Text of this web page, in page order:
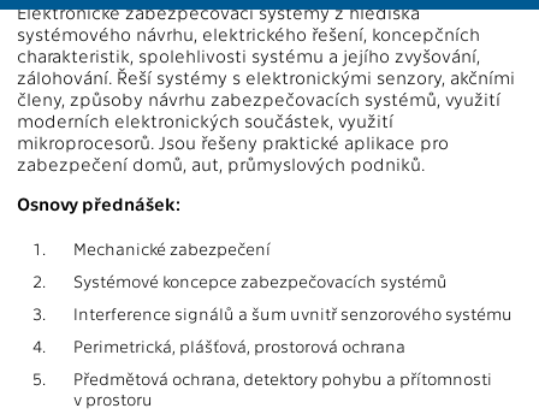
Elektronické zabezpečovací systémy z hlediska
systémového návrhu, elektrického řešení, koncepčních
charakteristik, spolehlivosti systému a jejího zvyšování,
zálohování. Řeší systémy s elektronickými senzory, akčními
členy, způsoby návrhu zabezpečovacích systémů, využití
moderních elektronických součástek, využití
mikroprocesorů. Jsou řešeny praktické aplikace pro
zabezpečení domů, aut, průmyslových podniků.
Osnovy přednášek:
1.
Mechanické zabezpečení
2.
Systémové koncepce zabezpečovacích systémů
3.
Interference signálů a šum uvnitř senzorového systému
4.
Perimetrická, plášťová, prostorová ochrana
5.
Předmětová ochrana, detektory pohybu a přítomnosti
v prostoru